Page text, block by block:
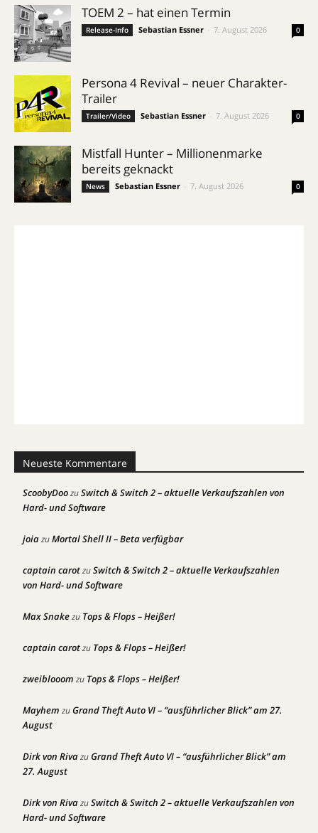
TOEM 2 – hat einen Termin
Release-Info Sebastian Essner 7. August 2026 0
Persona 4 Revival – neuer Charakter-
Trailer
Trailer/Video Sebastian Essner 7. August 2026 0
Mistfall Hunter – Millionenmarke
bereits geknackt
News Sebastian Essner 7. August 2026 0
Neueste Kommentare
ScoobyDoozuSwitch & Switch 2 – aktuelle Verkaufszahlen von
Hard- und Software
joiazuMortal Shell II – Beta verfügbar
captain carotzuSwitch & Switch 2 – aktuelle Verkaufszahlen
von Hard- und Software
Max Snakezu Tops & Flops – Heißer!
captain carotzu Tops & Flops – Heißer!
zweiblooom zu Tops & Flops – Heißer!
Mayhem zuGrand Theft Auto VI – “ausführlicher Blick” am 27.
August
Dirk von RivazuGrand Theft Auto VI – “ausführlicher Blick” am
27. August
Dirk von RivazuSwitch & Switch 2 – aktuelle Verkaufszahlen von
Hard- und Software